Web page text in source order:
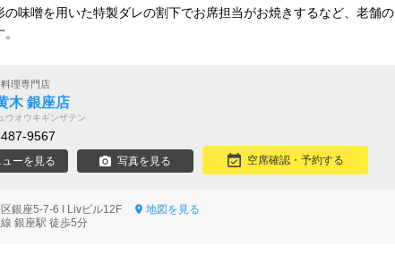
味噌を用いた特製ダレの割下でお席担当がお焼きするなど、老舗の
理専門店
木 銀座店
ウオウキギンザテン
9567
ューを見る 写真を見る 空席確認・予約する
区銀座5-7-6 I Livビル12F
地図を見る
銀座駅 徒歩5分